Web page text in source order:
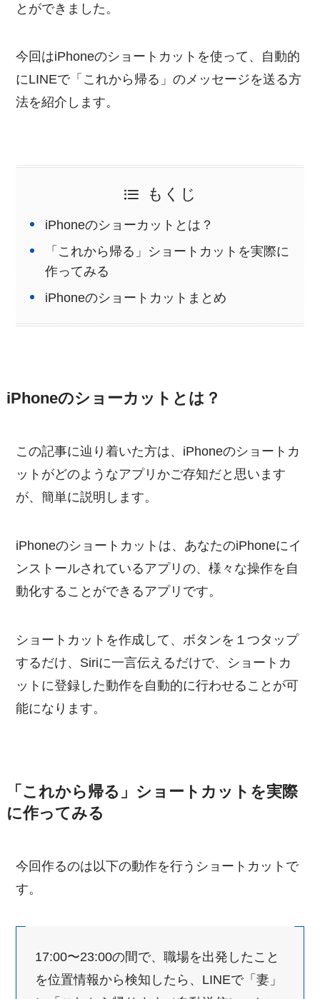
とができました。
今回はiPhoneのショートカットを使って、自動的
にLINEで「これから帰る」のメッセージを送る方
法を紹介します。
もくじ
iPhoneのショーカットとは？
「これから帰る」ショートカットを実際に
作ってみる
iPhoneのショートカットまとめ
iPhoneのショーカットとは？
この記事に辿り着いた方は、iPhoneのショートカ
ットがどのようなアプリかご存知だと思います
が、簡単に説明します。
iPhoneのショートカットは、あなたのiPhoneにイ
ンストールされているアプリの、様々な操作を自
動化することができるアプリです。
ショートカットを作成して、ボタンを１つタップ
するだけ、Siriに一言伝えるだけで、ショートカ
ットに登録した動作を自動的に行わせることが可
能になります。
「これから帰る」ショートカットを実際
に作ってみる
今回作るのは以下の動作を行うショートカットで
す。
17:00〜23:00の間で、職場を出発したこと
を位置情報から検知したら、LINEで「妻」